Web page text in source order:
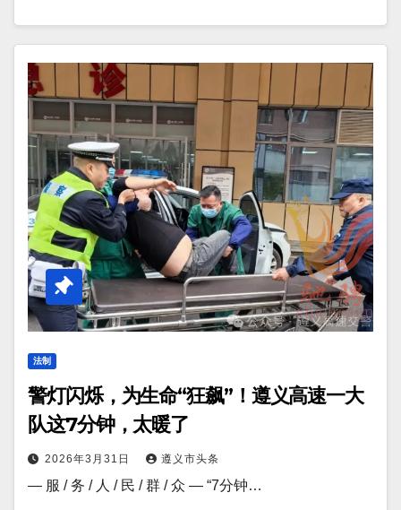
法制
警灯闪烁，为生命“狂飙”！遵义高速一大
队这7分钟，太暖了
2026年3月31日 遵义市头条
— 服 / 务 / 人 / 民 / 群 / 众 — “7分钟…